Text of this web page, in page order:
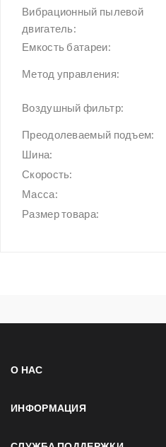
Вибрационный пылевой
двигатель:
Емкость батареи:
Метод управления:
Воздушный фильтр:
Преодолеваемый подъем:
Шина:
Скорость:
Масса:
Размер товара:
О НАС
ИНФОРМАЦИЯ